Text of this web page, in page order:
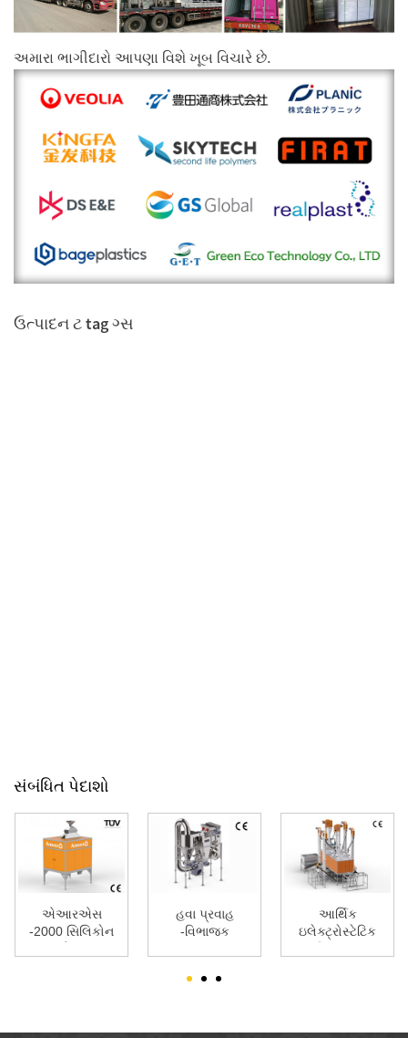
અમારા ભાગીદારો આપણા વિશે ખૂબ વિચારે છે.
ઉત્પાદન ટ tag ગ્સ
સંબંધિત પેદાશો
એઆરએસ
-2000 સિલિકોન
હવા પ્રવાહ
-વિભાજક
આર્થિક
ઇલેક્ટ્રોસ્ટેટિક